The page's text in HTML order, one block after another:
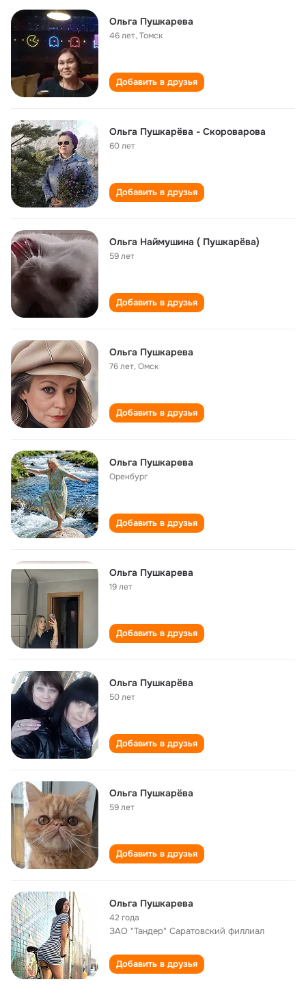
Ольга Пушкарева
46 лет,Томск
Добавить в друзья
Ольга Пушкарёва - Скороварова
60 лет
Добавить в друзья
Ольга Наймушина ( Пушкарёва)
59 лет
Добавить в друзья
Ольга Пушкарева
76 лет,Омск
Добавить в друзья
Ольга Пушкарева
Оренбург
Добавить в друзья
Ольга Пушкарева
19 лет
Добавить в друзья
Ольга Пушкарёва
50 лет
Добавить в друзья
Ольга Пушкарёва
59 лет
Добавить в друзья
Ольга Пушкарева
42 года
ЗАО "Тандер" Саратовский филлиал
Добавить в друзья